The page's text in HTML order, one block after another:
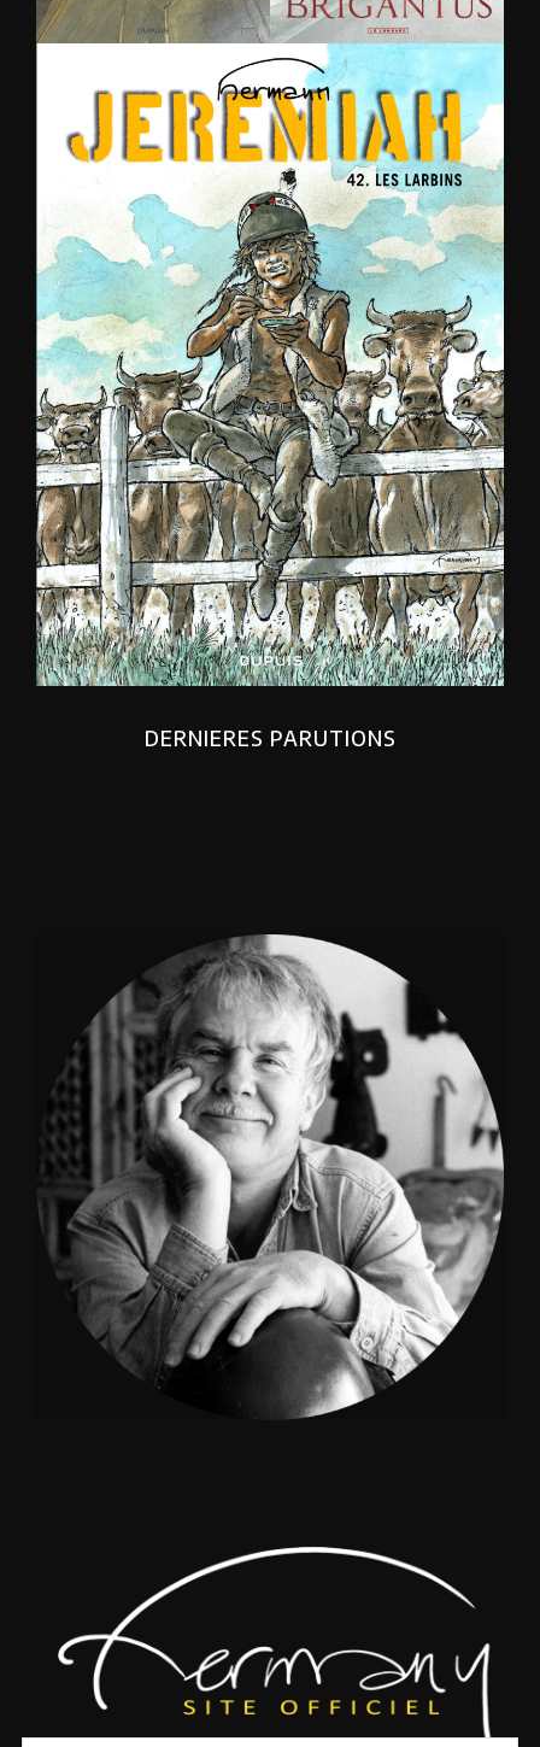
DERNIERES PARUTIONS